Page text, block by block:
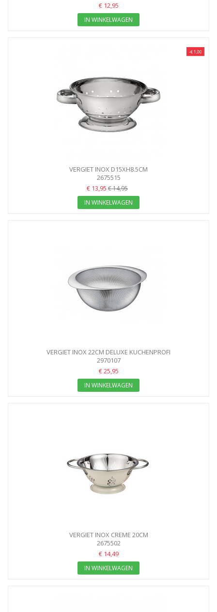
€ 12,95
IN WINKELWAGEN
-€ 1,00
VERGIET INOX D15XH8.5CM
2675515
€ 13,95 € 14,95
IN WINKELWAGEN
VERGIET INOX 22CM DELUXE KUCHENPROFI
2970107
€ 25,95
IN WINKELWAGEN
VERGIET INOX CREME 20CM
2675502
€ 14,49
IN WINKELWAGEN